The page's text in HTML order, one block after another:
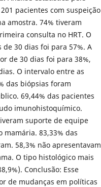
pacientes com suspeição
amostra. 74% tiveram
consulta no HRT. O
30 dias foi para 57%. A
de 30 dias foi para 38%,
O intervalo entre as
das biópsias foram
69,44% das pacientes
imunohistoquímico.
suporte de equipe
83,33% das
58,3% não apresentavam
O tipo histológico mais
Conclusão: Esse
de mudanças em políticas